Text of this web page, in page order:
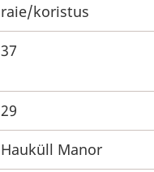
raie/koristus
37
29
Hauküll Manor